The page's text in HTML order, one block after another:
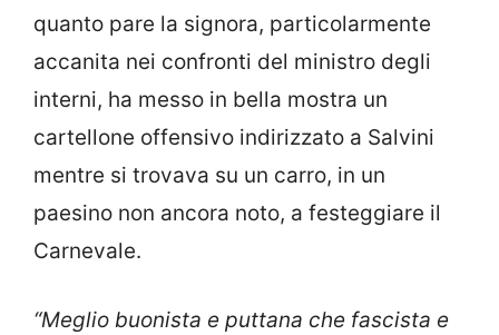
quanto pare la signora, particolarmente
accanita nei confronti del ministro degli
interni, ha messo in bella mostra un
cartellone offensivo indirizzato a Salvini
mentre si trovava su un carro, in un
paesino non ancora noto, a festeggiare il
Carnevale.
“Meglio buonista e puttana che fascista e